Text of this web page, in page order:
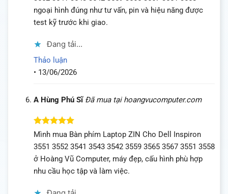
ngoại hình đúng như tư vấn, pin và hiệu năng được
test kỹ trước khi giao.
Đang tải...
Thảo luận
• 13/06/2026
A Hùng Phú Sĩ Đã mua tại hoangvucomputer.com
Được xếp
sao
Mình mua Bàn phím Laptop ZIN Cho Dell Inspiron
3551 3552 3541 3543 3542 3559 3565 3567 3551 3558
ở Hoàng Vũ Computer, máy đẹp, cấu hình phù hợp
nhu cầu học tập và làm việc.